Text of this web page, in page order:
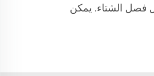
فصل الشتاء. يمكن